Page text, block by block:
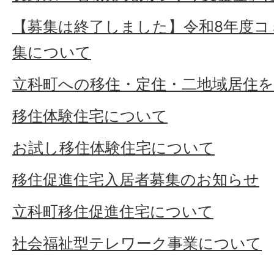
【募集は終了しました】令和8年度
集について
立科町への移住・定住・二地域居住
移住体験住宅について
お試し移住体験住宅について
移住促進住宅入居者募集のお知らせ
立科町移住促進住宅について
社会福祉型テレワーク事業について